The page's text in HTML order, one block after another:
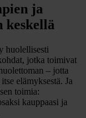
ja
keskellä
huolellisesti
jotka toimivat
– jotta
elämyksestä. Ja
toimia:
kauppaasi ja